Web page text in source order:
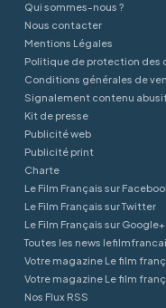
Qui sommes-nous ?
Nous contacter
Mentions Légales
Politique de protection des
Conditions générales de
Signalement contenu
Kit de presse
Publicité web
Publicité print
Charte
Le Film Français sur
Le Film Français sur Twitter
Le Film Français sur Google+
Toutes les news
Votre magazine Le film
Votre magazine Le film
Nos Flux RSS